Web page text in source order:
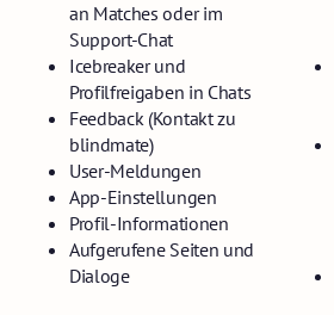
an Matches oder im
Support-Chat
Icebreaker und
Profilfreigaben in Chats
Feedback (Kontakt zu
blindmate)
User-Meldungen
App-Einstellungen
Profil-Informationen
Aufgerufene Seiten und
Dialoge